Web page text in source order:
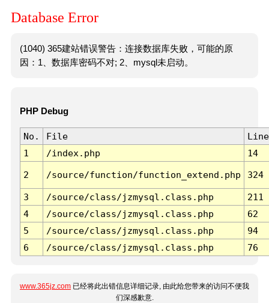
Database Error
(1040) 365建站错误警告：连接数据库失败，可能的原
因：1、数据库密码不对; 2、mysql未启动。
PHP Debug
No. File
Line
1
/index.php 14
2 /source/function/function_extend.php 324
3 /source/class/jzmysql.class.php
211
4
/source/class/jzmysql.class.php
62
5
/source/class/jzmysql.class.php
94
6
/source/class/jzmysql.class.php 76
www.365jz.com 已经将此出错信息详细记录, 由此给您带来的访问不便我
们深感歉意.